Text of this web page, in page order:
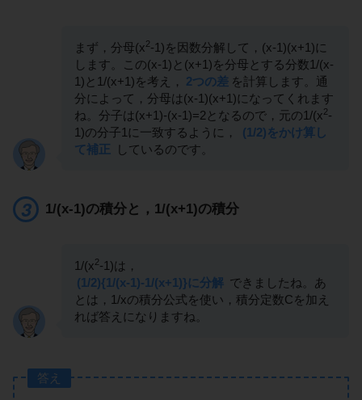
まず，分母(x2-1)を因数分解して，(x-1)(x+1)に
します。この(x-1)と(x+1)を分母とする分数1/(x-
1)と1/(x+1)を考え，
2つの差 を計算します。通
分によって，分母は(x-1)(x+1)になってくれます
ね。分子は(x+1)-(x-1)=2となるので，元の1/(x2-
1)の分子1に一致するように，
(1/2)をかけ算し
て補正
しているのです。
1/(x-1)の積分と，1/(x+1)の積分
1/(x2-1)は，
(1/2){1/(x-1)-1/(x+1)}に分解 できましたね。あ
とは，1/xの積分公式を使い，積分定数Cを加え
れば答えになりますね。
答え